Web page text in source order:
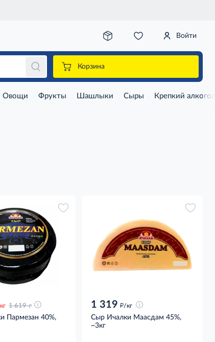
Войти
Корзина
Овощи Фрукты Шашлыки Сыры Крепкий
1 619 д
Пармезан 40%,
1 319 д/кг
Сыр Ичалки Маасдам 45%,
~3кг